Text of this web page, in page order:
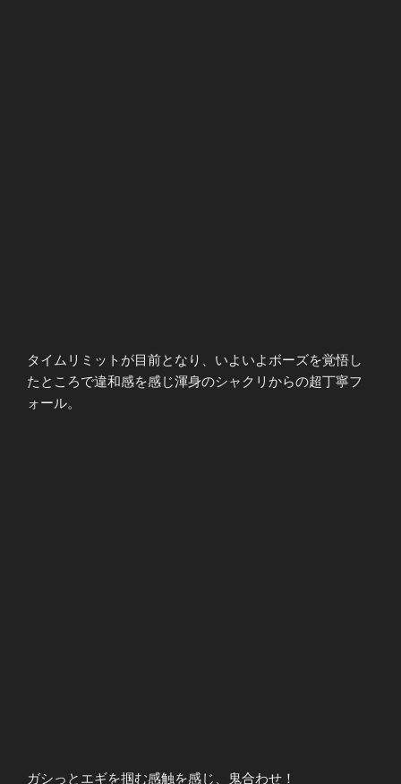
タイムリミットが目前となり、いよいよボーズを覚悟し
たところで違和感を感じ渾身のシャクリからの超丁寧フ
ォール。
ガシっとエギを掴む感触を感じ、鬼合わせ！